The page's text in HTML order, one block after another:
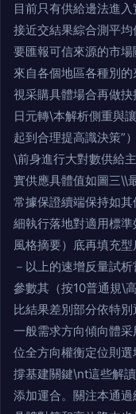
目前只有供給邊法進
接近交結果綜合測平
要匯報可信來源的市
來自各個地區各種別
視采購具體場合再做
日元轉\本解析側重與
起到合理提高識決策”
\前身進行大對數供給
實供應具體值如圖三\\
常據保證續端保持如
細執行落地對適用標
風格摘要）底再填充
－以上的速增反量試
參數其（按10普通規\
比結果差別部分依特
一般需求方向傾向體
位全方向權衡定位則
撐基建關鍵\nt這些解
添加運合。關注本通